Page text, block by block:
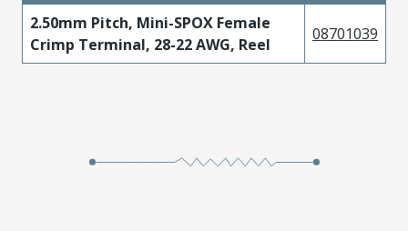
2.50mm Pitch, Mini-SPOX Female
Crimp Terminal, 28-22 AWG, Reel
08701039